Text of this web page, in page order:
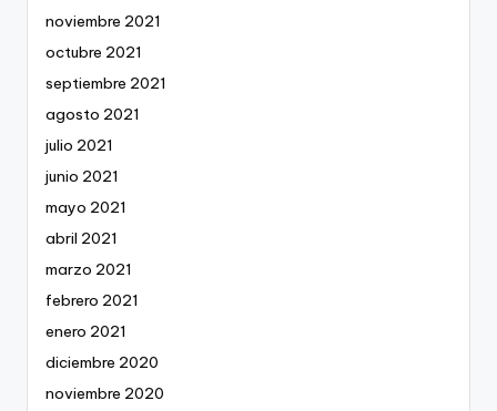
noviembre 2021
octubre 2021
septiembre 2021
agosto 2021
julio 2021
junio 2021
mayo 2021
abril 2021
marzo 2021
febrero 2021
enero 2021
diciembre 2020
noviembre 2020